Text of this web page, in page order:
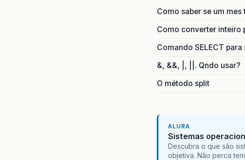
Como saber se um mes
Como converter inteiro
Comando SELECT
&, &&, |, ||. Qndo usar?
O método split
ALURA
Sistemas
Descubra o que são
objetiva. Não perca